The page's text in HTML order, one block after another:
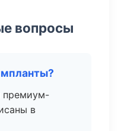
вопросы
премиум-
в